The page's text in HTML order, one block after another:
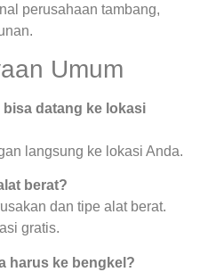
perusahaan tambang,
Umum
bisa datang ke lokasi
langsung ke lokasi Anda.
berat?
dan tipe alat berat.
gratis.
harus ke bengkel?